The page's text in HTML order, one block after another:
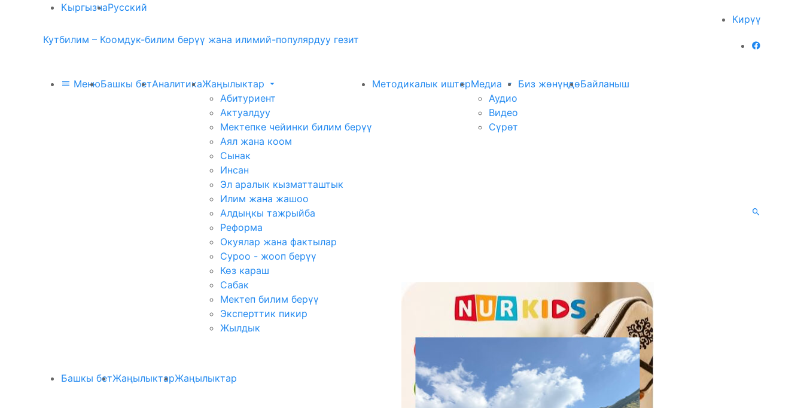
КыргызчаРусский
Кирүү
Кутбилим – Коомдук-билим берүү жана илимий-популярдуу гезит
МенюБашкы бетАналитикаЖаңылыктар
Абитуриент
Актуалдуу
Мектепке чейинки билим берүү
Аял жана коом
Сынак
Инсан
Эл аралык кызматташтык
Илим жана жашоо
Алдыңкы тажрыйба
Реформа
Окуялар жана фактылар
Суроо - жооп берүү
Көз караш
Сабак
Мектеп билим берүү
Эксперттик пикир
Жылдык
Методикалык иштерМедиа
Аудио
Видео
Сүрөт
Биз жөнүндөБайланыш
Башкы бетЖаңылыктарЖаңылыктар